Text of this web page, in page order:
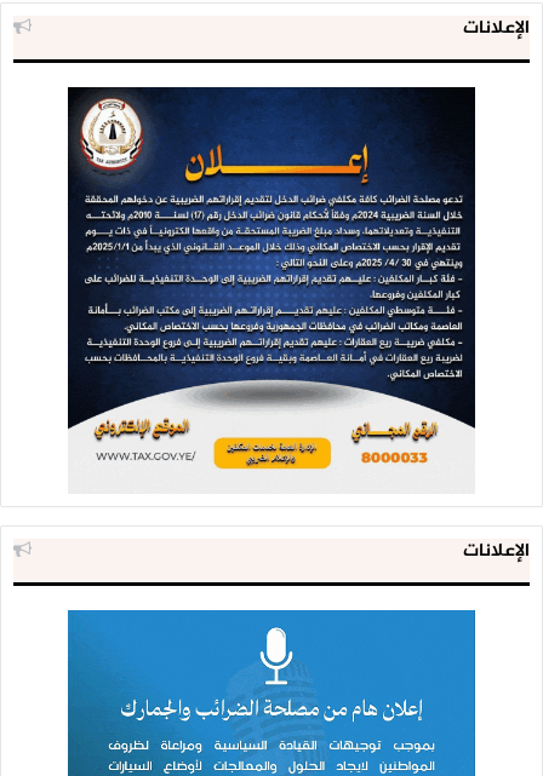
الإعلانات
الإعلانات